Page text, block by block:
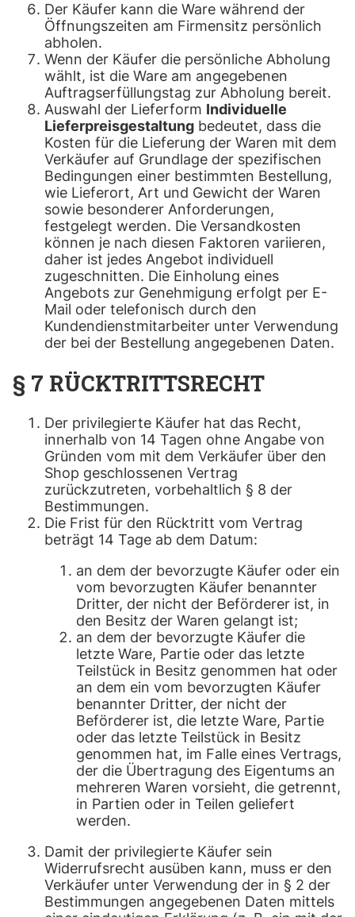
Der Käufer kann die Ware während der
Öffnungszeiten am Firmensitz persönlich
abholen.
Wenn der Käufer die persönliche Abholung
wählt, ist die Ware am angegebenen
Auftragserfüllungstag zur Abholung bereit.
Auswahl der Lieferform Individuelle
Lieferpreisgestaltung bedeutet, dass die
Kosten für die Lieferung der Waren mit dem
Verkäufer auf Grundlage der spezifischen
Bedingungen einer bestimmten Bestellung,
wie Lieferort, Art und Gewicht der Waren
sowie besonderer Anforderungen,
festgelegt werden. Die Versandkosten
können je nach diesen Faktoren variieren,
daher ist jedes Angebot individuell
zugeschnitten. Die Einholung eines
Angebots zur Genehmigung erfolgt per E-
Mail oder telefonisch durch den
Kundendienstmitarbeiter unter Verwendung
der bei der Bestellung angegebenen Daten.
§ 7 RÜCKTRITTSRECHT
Der privilegierte Käufer hat das Recht,
innerhalb von 14 Tagen ohne Angabe von
Gründen vom mit dem Verkäufer über den
Shop geschlossenen Vertrag
zurückzutreten, vorbehaltlich § 8 der
Bestimmungen.
Die Frist für den Rücktritt vom Vertrag
beträgt 14 Tage ab dem Datum:
an dem der bevorzugte Käufer oder ein
vom bevorzugten Käufer benannter
Dritter, der nicht der Beförderer ist, in
den Besitz der Waren gelangt ist;
an dem der bevorzugte Käufer die
letzte Ware, Partie oder das letzte
Teilstück in Besitz genommen hat oder
an dem ein vom bevorzugten Käufer
benannter Dritter, der nicht der
Beförderer ist, die letzte Ware, Partie
oder das letzte Teilstück in Besitz
genommen hat, im Falle eines Vertrags,
der die Übertragung des Eigentums an
mehreren Waren vorsieht, die getrennt,
in Partien oder in Teilen geliefert
werden.
Damit der privilegierte Käufer sein
Widerrufsrecht ausüben kann, muss er den
Verkäufer unter Verwendung der in § 2 der
Bestimmungen angegebenen Daten mittels